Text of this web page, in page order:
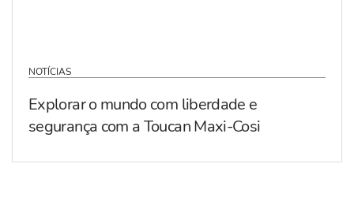
NOTÍCIAS
Explorar o mundo com liberdade e
segurança com a Toucan Maxi-Cosi